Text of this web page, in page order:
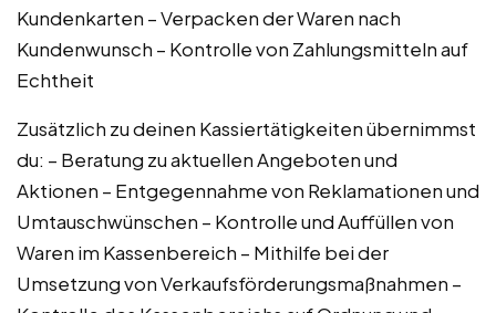
Kundenkarten – Verpacken der Waren nach
Kundenwunsch – Kontrolle von Zahlungsmitteln auf
Echtheit
Zusätzlich zu deinen Kassiertätigkeiten übernimmst
du: – Beratung zu aktuellen Angeboten und
Aktionen – Entgegennahme von Reklamationen und
Umtauschwünschen – Kontrolle und Auffüllen von
Waren im Kassenbereich – Mithilfe bei der
Umsetzung von Verkaufsförderungsmaßnahmen –